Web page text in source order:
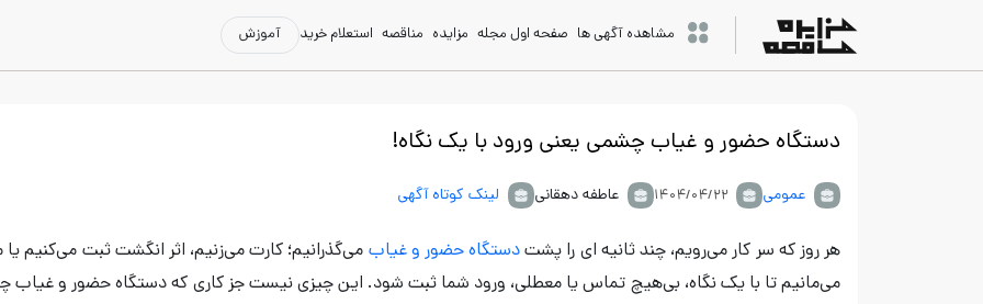
مشاهده آگهی ها صفحه اول مجله مزایده مناقصه استعلام خرید آموزش
دستگاه حضور و غیاب چشمی یعنی ورود با یک نگاه!
عمومی عاطفه دهقانی لینک کوتاه آگهی
هر روز که سر کار می‌رویم، چند ثانیه‌ ای را پشتدستگاه‌ حضور و غیاب می‌گذرانیم؛ کارت می‌زنیم، اثر انگشت ثبت می‌کنیم یا
می‌مانیم تا با یک نگاه، بی‌هیچ تماس یا معطلی، ورود شما ثبت شود. این چیزی نیست جز کاری که دستگاه حضور و